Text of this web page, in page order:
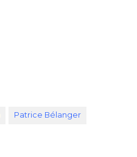
Patrice Bélanger